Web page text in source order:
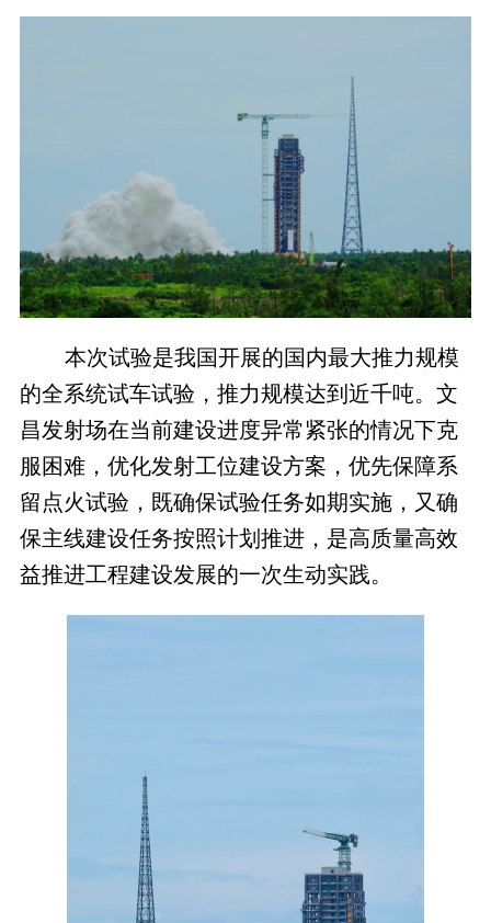
本次试验是我国开展的国内最大推力规模
的全系统试车试验，推力规模达到近千吨。文
昌发射场在当前建设进度异常紧张的情况下克
服困难，优化发射工位建设方案，优先保障系
留点火试验，既确保试验任务如期实施，又确
保主线建设任务按照计划推进，是高质量高效
益推进工程建设发展的一次生动实践。